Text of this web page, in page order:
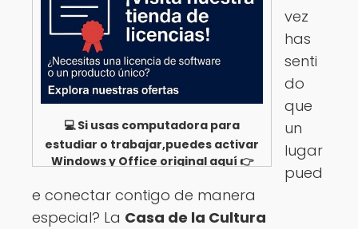
💻 Si usas computadora para
estudiar o trabajar,puedes activar
Windows y Office original aquí 👉
vez
has
senti
do
que
un
lugar
pued
e conectar contigo de manera
especial? La Casa de la Cultura